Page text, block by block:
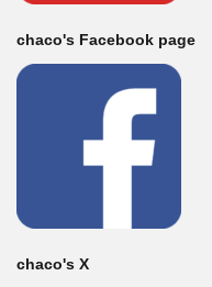
chaco's Facebook page
chaco's X